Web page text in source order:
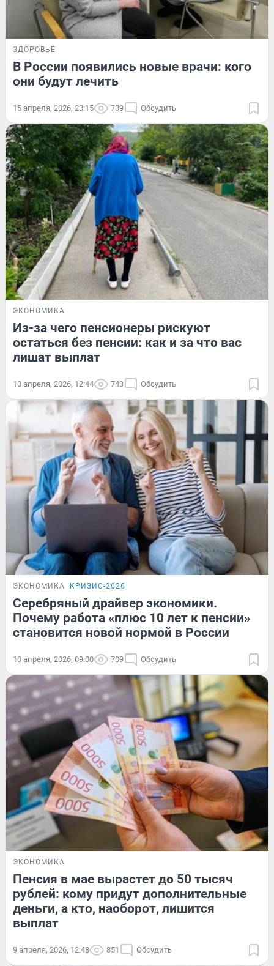
ЗДОРОВЬЕ
В России появились новые врачи: кого
они будут лечить
15 апреля, 2026, 23:15 739 Обсудить
ЭКОНОМИКА
Из-за чего пенсионеры рискуют
остаться без пенсии: как и за что вас
лишат выплат
10 апреля, 2026, 12:44 743 Обсудить
ЭКОНОМИКА КРИЗИС-2026
Серебряный драйвер экономики.
Почему работа «плюс 10 лет к пенсии»
становится новой нормой в России
10 апреля, 2026, 09:00 709 Обсудить
ЭКОНОМИКА
Пенсия в мае вырастет до 50 тысяч
рублей: кому придут дополнительные
деньги, а кто, наоборот, лишится
выплат
9 апреля, 2026, 12:48 851 Обсудить